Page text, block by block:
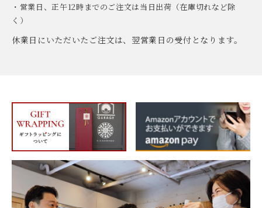
・営業日、正午12時までのご注文は当日出荷（在庫切れなど除
く）
休業日にいただいたご注文は、翌営業日の受付となります。